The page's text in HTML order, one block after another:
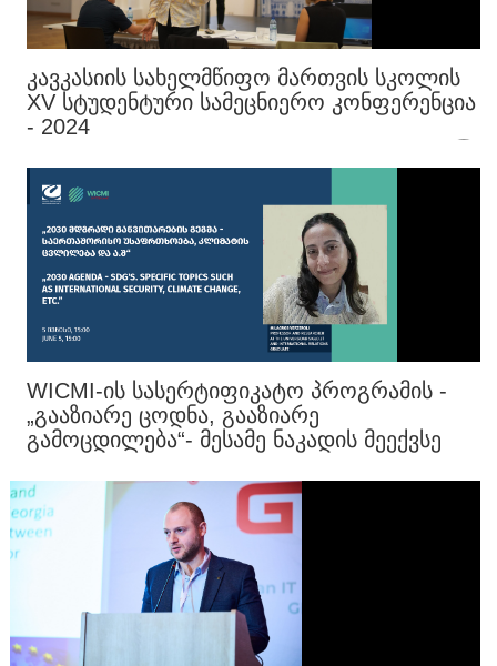
ᲙᲐᲕᲙᲐᲡᲘᲘᲡ ᲡᲐᲮᲔᲚᲛᲬᲘᲤᲝ ᲛᲐᲠᲗᲕᲘᲡ ᲡᲙᲝᲚᲘᲡ
XV ᲡᲢᲣᲓᲔᲜᲢᲣᲠᲘ ᲡᲐᲛᲔᲪᲜᲘᲔᲠᲝ ᲙᲝᲜᲤᲔᲠᲔᲜᲪᲘᲐ
- 2024
WICMI-ᲘᲡ ᲡᲐᲡᲔᲠᲢᲘᲤᲘᲙᲐᲢᲝ ᲞᲠᲝᲒᲠᲐᲛᲘᲡ -
„ᲒᲐᲐᲖᲘᲐᲠᲔ ᲪᲝᲓᲜᲐ, ᲒᲐᲐᲖᲘᲐᲠᲔ
ᲒᲐᲛᲝᲪᲓᲘᲚᲔᲑᲐ“- ᲛᲔᲡᲐᲛᲔ ᲜᲐᲙᲐᲓᲘᲡ ᲛᲔᲔᲥᲕᲡᲔ